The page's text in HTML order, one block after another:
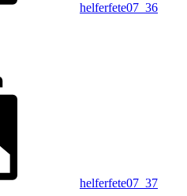
helferfete07_36
helferfete07_37